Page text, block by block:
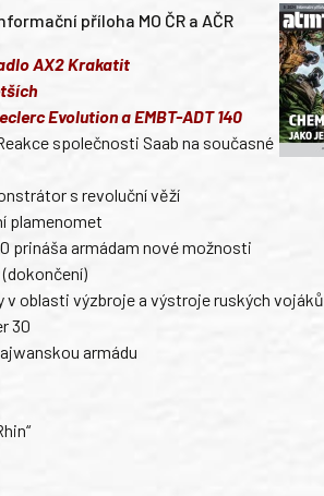
příloha MO ČR a AČR
AX2 Krakatit
Evolution a EMBT-ADT 140
společnosti Saab na současné
s revoluční věží
plamenomet
prináša armádam nové možnosti
oblasti výzbroje a výstroje ruských vojáků
30
armádu